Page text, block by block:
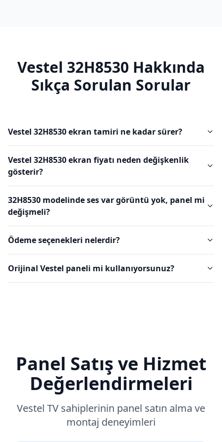
Vestel 32H8530 Hakkında
Sıkça Sorulan Sorular
Vestel 32H8530 ekran tamiri ne kadar sürer?
Vestel 32H8530 ekran fiyatı neden değişkenlik
gösterir?
32H8530 modelinde ses var görüntü yok, panel mi
değişmeli?
Ödeme seçenekleri nelerdir?
Orijinal Vestel paneli mi kullanıyorsunuz?
Panel Satış ve Hizmet
Değerlendirmeleri
Vestel TV sahiplerinin panel satın alma ve
montaj deneyimleri